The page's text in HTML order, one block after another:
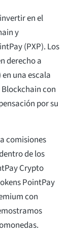
en el
y
(PXP). Los
derecho a
una escala
con
por su
comisiones
de los
Crypto
PointPay
con